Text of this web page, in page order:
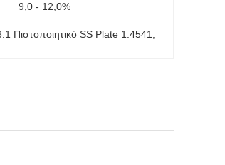
9,0 - 12,0%
Πιστοποιητικό SS Plate 1.4541